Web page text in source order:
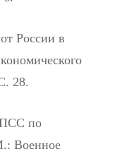
России в
28.
по
Военное